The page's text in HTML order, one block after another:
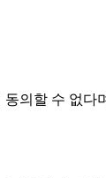
의할 수 없다